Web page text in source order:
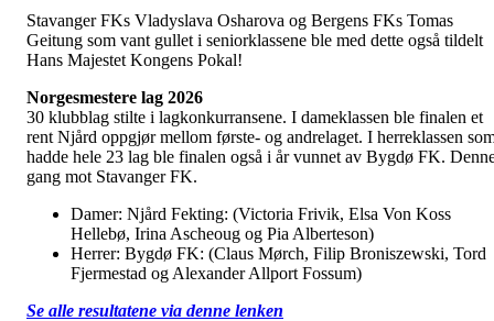
Stavanger FKs Vladyslava Osharova og Bergens FKs Tomas
Geitung som vant gullet i seniorklassene ble med dette også tildelt
Hans Majestet Kongens Pokal!
Norgesmestere lag 2026
30 klubblag stilte i lagkonkurransene. I dameklassen ble finalen et
rent Njård oppgjør mellom første- og andrelaget. I herreklassen
hadde hele 23 lag ble finalen også i år vunnet av Bygdø FK.
gang mot Stavanger FK.
Damer: Njård Fekting: (Victoria Frivik, Elsa Von Koss
Hellebø, Irina Ascheoug og Pia Alberteson)
Herrer: Bygdø FK: (Claus Mørch, Filip Broniszewski, Tord
Fjermestad og Alexander Allport Fossum)
Se alle resultatene via denne lenken